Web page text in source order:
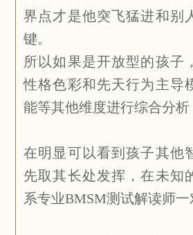
界点才是他突飞猛进和别
键。
所以如果是开放型的孩子
性格色彩和先天行为主导
能等其他维度进行综合分析
在明显可以看到孩子其他
先取其长处发挥，在未知
系专业BMSM测试解读师一